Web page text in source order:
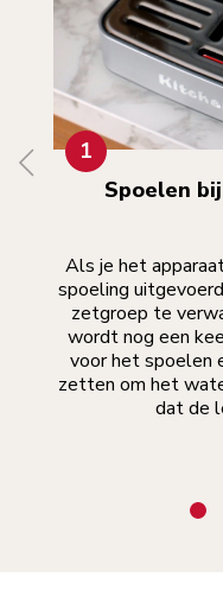
1
Spoelen
Als je het
spoeling
zetgroep te
wordt nog een
voor het spoelen
zetten om het
dat de